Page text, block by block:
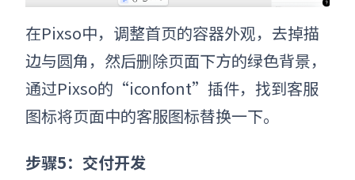
在Pixso中，调整首页的容器外观，去掉描
边与圆角，然后删除页面下方的绿色背景，
通过Pixso的“iconfont”插件，找到客服
图标将页面中的客服图标替换一下。
步骤5：交付开发